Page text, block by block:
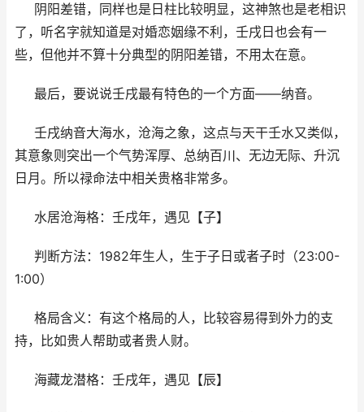
阴阳差错，同样也是日柱比较明显，这神煞也是老相识
了，听名字就知道是对婚恋姻缘不利，壬戌日也会有一
些，但他并不算十分典型的阴阳差错，不用太在意。
最后，要说说壬戌最有特色的一个方面——纳音。
壬戌纳音大海水，沧海之象，这点与天干壬水又类似，
其意象则突出一个气势浑厚、总纳百川、无边无际、升沉
日月。所以禄命法中相关贵格非常多。
水居沧海格：壬戌年，遇见【子】
判断方法：1982年生人，生于子日或者子时（23:00-
1:00）
格局含义：有这个格局的人，比较容易得到外力的支
持，比如贵人帮助或者贵人财。
海藏龙潜格：壬戌年，遇见【辰】